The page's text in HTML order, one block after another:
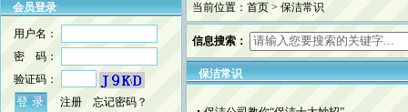
会员登录
用户名：
密 码：
验证码：
注册
忘记密码？
当前位置： 首页 > 保洁常识
信息搜索：
保洁常识